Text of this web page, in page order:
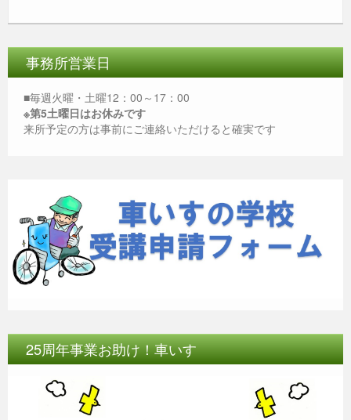
c
e
b
o
o
tt
er
e ss
e
n
g
er
ailat
s
A
p
事務所営業日
■毎週火曜・土曜12：00～17：00
※第5土曜日はお休みです
来所予定の方は事前にご連絡いただけると確実です
25周年事業お助け！車いす